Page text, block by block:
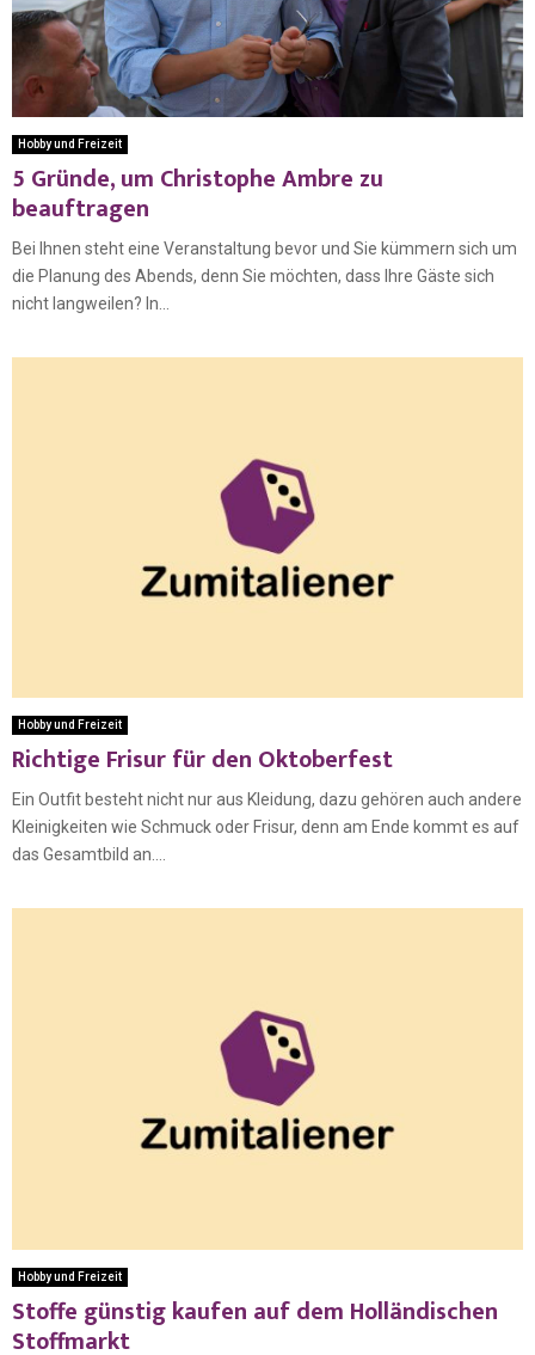
Hobby und Freizeit
5 Gründe, um Christophe Ambre zu
beauftragen
Bei Ihnen steht eine Veranstaltung bevor und Sie kümmern sich um
die Planung des Abends, denn Sie möchten, dass Ihre Gäste sich
nicht langweilen? In...
Hobby und Freizeit
Richtige Frisur für den Oktoberfest
Ein Outfit besteht nicht nur aus Kleidung, dazu gehören auch andere
Kleinigkeiten wie Schmuck oder Frisur, denn am Ende kommt es auf
das Gesamtbild an....
Hobby und Freizeit
Stoffe günstig kaufen auf dem Holländischen
Stoffmarkt